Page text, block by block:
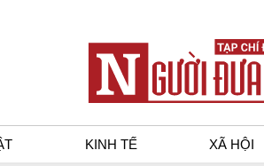
KINH TẾ XÃ HỘI